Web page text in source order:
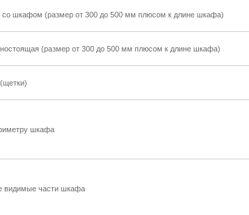
со шкафом (размер от 300 до 500 мм плюсом к длине шкафа)
(размер от 300 до 500 мм плюсом к длине шкафа)
шкафа
видимые части шкафа